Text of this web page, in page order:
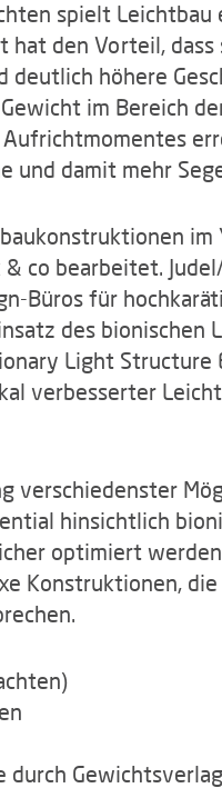
spielt
den Vorteil,
deutlich höhere
im Bereich
und damit mehr
im
co bearbeitet.
Büros für
des bionischen
Light Structure
verbesserter
verschiedenster
hinsichtlich
optimiert
Konstruktionen,